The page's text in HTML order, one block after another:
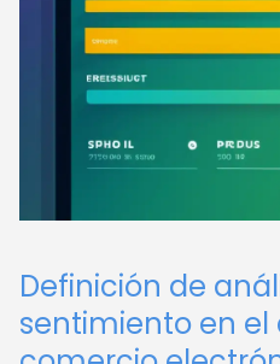
Definición de
sentimiento en